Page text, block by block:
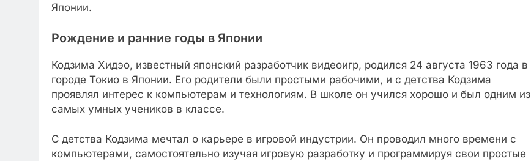
Японии.
Рождение и ранние годы в Японии
Кодзима Хидэо, известный японский разработчик видеоигр, родился 24 августа 1963 года в
городе Токио в Японии. Его родители были простыми рабочими, и с детства Кодзима
проявлял интерес к компьютерам и технологиям. В школе он учился хорошо и был одним из
самых умных учеников в классе.
С детства Кодзима мечтал о карьере в игровой индустрии. Он проводил много времени с
компьютерами, самостоятельно изучая игровую разработку и программируя свои простые